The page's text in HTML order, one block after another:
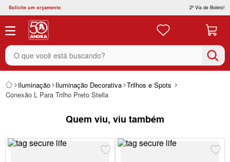
Solicite um orçamento 2ª Via de Boleto!
O que você está buscando?
Iluminação Iluminação Decorativa Trilhos e Spots
Conexão L Para Trilho Preto Stella
Quem viu, viu também